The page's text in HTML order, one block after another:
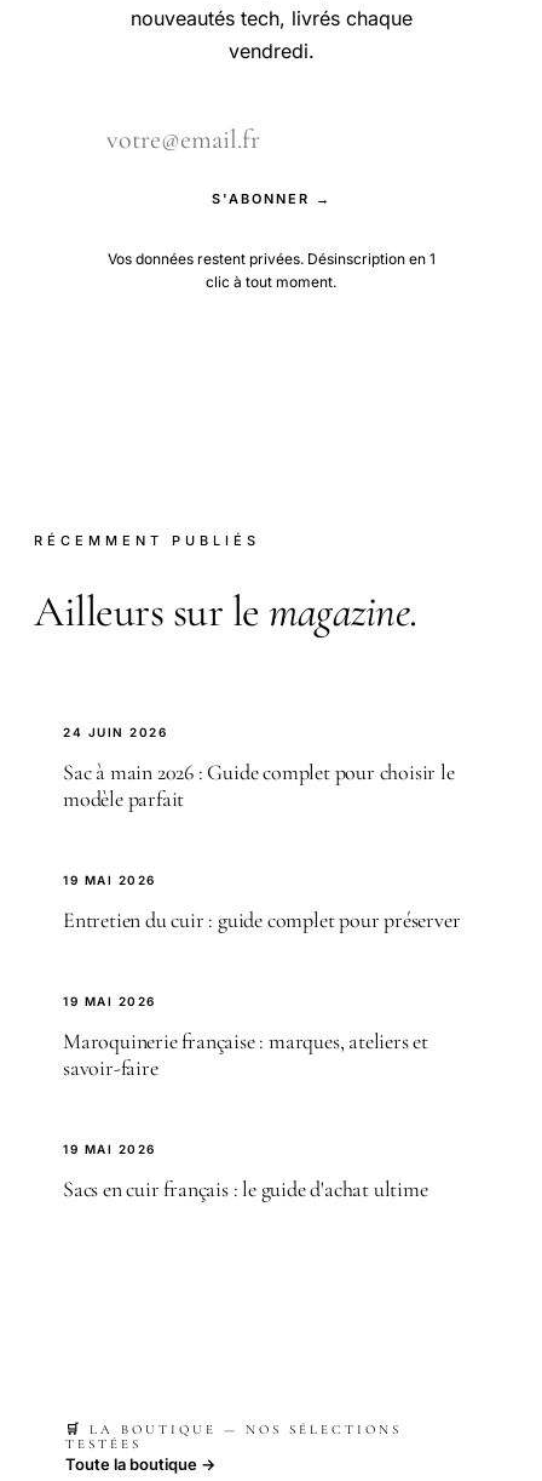
nouveautés tech, livrés chaque
vendredi.
S'ABONNER →
Vos données restent privées. Désinscription en 1
clic à tout moment.
RÉCEMMENT PUBLIÉS
Ailleurs sur le magazine.
24 JUIN 2026
Sac à main 2026 : Guide complet pour choisir le
modèle parfait
19 MAI 2026
Entretien du cuir : guide complet pour préserver
19 MAI 2026
Maroquinerie française : marques, ateliers et
savoir-faire
19 MAI 2026
Sacs en cuir français : le guide d'achat ultime
🛒 LA BOUTIQUE — NOS SÉLECTIONS
TESTÉES
Toute la boutique →